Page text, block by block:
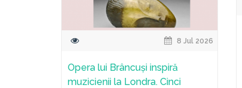
8 Jul 2026
Opera lui Brâncuși inspiră
muzicienii la Londra. Cinci